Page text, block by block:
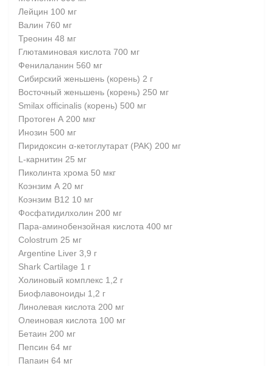
Лейцин 100 мг
Валин 760 мг
Треонин 48 мг
Глютаминовая кислота 700 мг
Фенилаланин 560 мг
Сибирский женьшень (корень) 2 г
Восточный женьшень (корень) 250 мг
Smilax officinalis (корень) 500 мг
Протоген А 200 мкг
Инозин 500 мг
Пиридоксин α-кетоглутарат (PAK) 200 мг
L-карнитин 25 мг
Пиколинта хрома 50 мкг
Коэнзим А 20 мг
Коэнзим В12 10 мг
Фосфатидилхолин 200 мг
Пара-аминобензойная кислота 400 мг
Colostrum 25 мг
Argentine Liver 3,9 г
Shark Cartilage 1 г
Холиновый комплекс 1,2 г
Биофлавоноиды 1,2 г
Линолевая кислота 200 мг
Олеиновая кислота 100 мг
Бетаин 200 мг
Пепсин 64 мг
Папаин 64 мг